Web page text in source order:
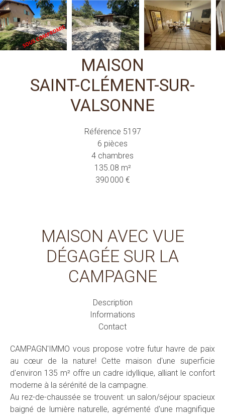
MAISON
SAINT-CLÉMENT-SUR-
VALSONNE
Référence 5197
6 pièces
4 chambres
135.08 m²
390 000 €
MAISON AVEC VUE
DÉGAGÉE SUR LA
CAMPAGNE
Description
Informations
Contact
CAMPAGN'IMMO vous propose votre futur havre de paix
au cœur de la nature! Cette maison d'une superficie
d'environ 135 m² offre un cadre idyllique, alliant le confort
moderne à la sérénité de la campagne.
Au rez-de-chaussée se trouvent: un salon/séjour spacieux
baigné de lumière naturelle, agrémenté d'une magnifique